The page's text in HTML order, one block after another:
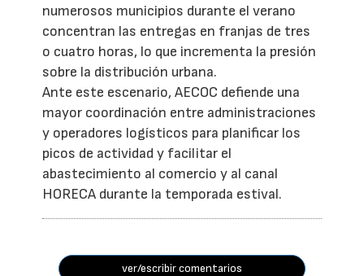
numerosos municipios durante el verano
concentran las entregas en franjas de tres
o cuatro horas, lo que incrementa la presión
sobre la distribución urbana.
Ante este escenario, AECOC defiende una
mayor coordinación entre administraciones
y operadores logísticos para planificar los
picos de actividad y facilitar el
abastecimiento al comercio y al canal
HORECA durante la temporada estival.
ver/escribir comentarios